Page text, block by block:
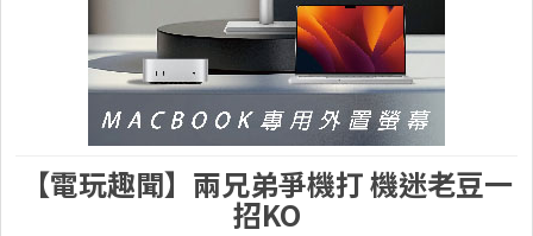
【電玩趣聞】兩兄弟爭機打 機迷老豆一
招KO